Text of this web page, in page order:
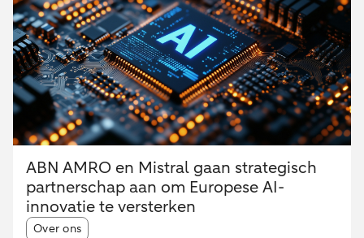
ABN AMRO en Mistral gaan strategisch
partnerschap aan om Europese AI-
innovatie te versterken
Article tags:
Over ons